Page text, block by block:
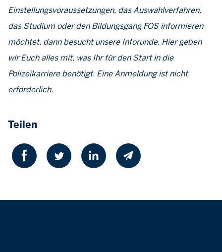
Einstellungsvoraussetzungen, das Auswahlverfahren,
das Studium oder den Bildungsgang FOS informieren
möchtet, dann besucht unsere Inforunde. Hier geben
wir Euch alles mit, was Ihr für den Start in die
Polizeikarriere benötigt. Eine Anmeldung ist nicht
erforderlich.
Teilen